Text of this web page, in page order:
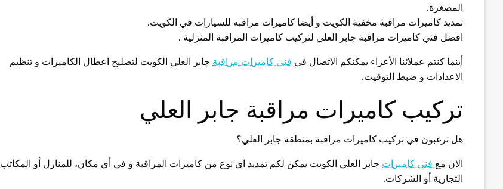
المصغرة.
تمديد كاميرات مراقبة مخفية الكويت و أيضا كاميرات مراقبه للسيارات في الكويت.
افضل فني كاميرات مراقبة جابر العلي لتركيب كاميرات المراقبة المنزلية .
أينما كنتم عملائنا الأعزاء يمكنكم الاتصال في فني كاميرات مراقبة جابر العلي الكويت لتصليح اعطال الكاميرات و تنظيم
الاعدادات و ضبط التوقيت.
تركيب كاميرات مراقبة جابر العلي
هل ترغبون في تركيب كاميرات مراقبة بمنطقة جابر العلي؟
الان مع فني كاميرات جابر العلي الكويت يمكن لكم تمديد اي نوع من كاميرات المراقبة و في أي مكان، للمنازل أو المكاتب
التجارية أو الشركات.